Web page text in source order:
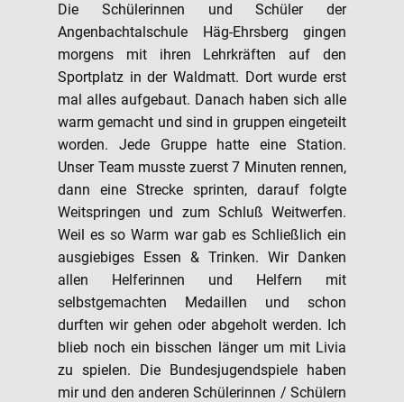
Die Schülerinnen und Schüler der
Angenbachtalschule Häg-Ehrsberg gingen
morgens mit ihren Lehrkräften auf den
Sportplatz in der Waldmatt. Dort wurde erst
mal alles aufgebaut. Danach haben sich alle
warm gemacht und sind in gruppen eingeteilt
worden. Jede Gruppe hatte eine Station.
Unser Team musste zuerst 7 Minuten rennen,
dann eine Strecke sprinten, darauf folgte
Weitspringen und zum Schluß Weitwerfen.
Weil es so Warm war gab es Schließlich ein
ausgiebiges Essen & Trinken. Wir Danken
allen Helferinnen und Helfern mit
selbstgemachten Medaillen und schon
durften wir gehen oder abgeholt werden. Ich
blieb noch ein bisschen länger um mit Livia
zu spielen. Die Bundesjugendspiele haben
mir und den anderen Schülerinnen / Schülern